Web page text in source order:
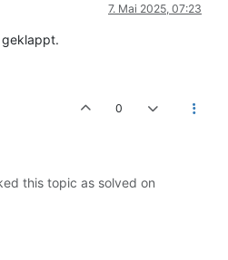
7. Mai 2025, 07:23
geklappt.
0
this topic as solved on